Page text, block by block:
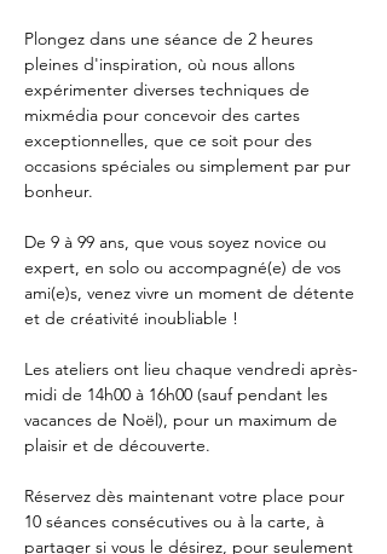
Plongez dans une séance de 2 heures
pleines d'inspiration, où nous allons
expérimenter diverses techniques de
mixmédia pour concevoir des cartes
exceptionnelles, que ce soit pour des
occasions spéciales ou simplement par pur
bonheur.
De 9 à 99 ans, que vous soyez novice ou
expert, en solo ou accompagné(e) de vos
ami(e)s, venez vivre un moment de détente
et de créativité inoubliable !
Les ateliers ont lieu chaque vendredi après-
midi de 14h00 à 16h00 (sauf pendant les
vacances de Noël), pour un maximum de
plaisir et de découverte.
Réservez dès maintenant votre place pour
10 séances consécutives ou à la carte, à
partager si vous le désirez, pour seulement